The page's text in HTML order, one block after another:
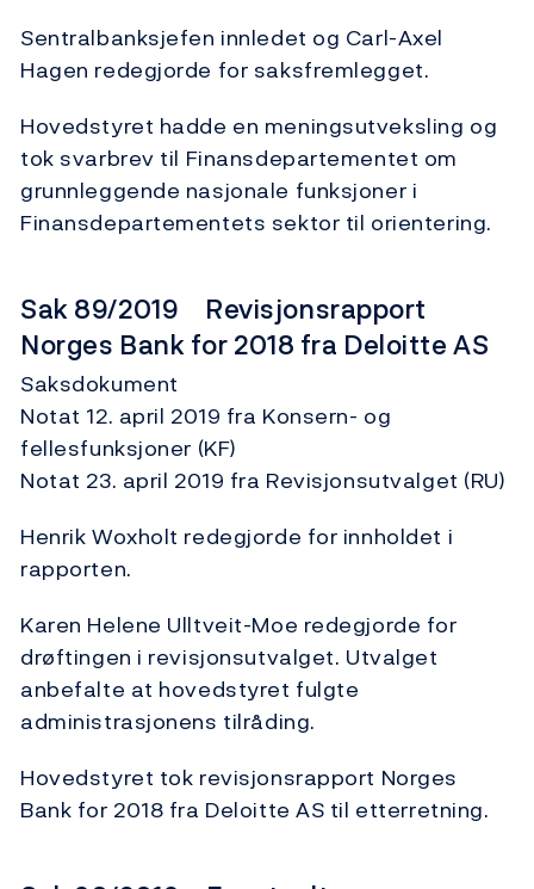
Sentralbanksjefen innledet og Carl-Axel
Hagen redegjorde for saksfremlegget.
Hovedstyret hadde en meningsutveksling og
tok svarbrev til Finansdepartementet om
grunnleggende nasjonale funksjoner i
Finansdepartementets sektor til orientering.
Sak 89/2019 Revisjonsrapport
Norges Bank for 2018 fra Deloitte AS
Saksdokument
Notat 12. april 2019 fra Konsern- og
fellesfunksjoner (KF)
Notat 23. april 2019 fra Revisjonsutvalget (RU)
Henrik Woxholt redegjorde for innholdet i
rapporten.
Karen Helene Ulltveit-Moe redegjorde for
drøftingen i revisjonsutvalget. Utvalget
anbefalte at hovedstyret fulgte
administrasjonens tilråding.
Hovedstyret tok revisjonsrapport Norges
Bank for 2018 fra Deloitte AS til etterretning.